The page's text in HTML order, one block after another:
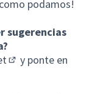
podamos!
sugerencias
(Abrir en una
y ponte en